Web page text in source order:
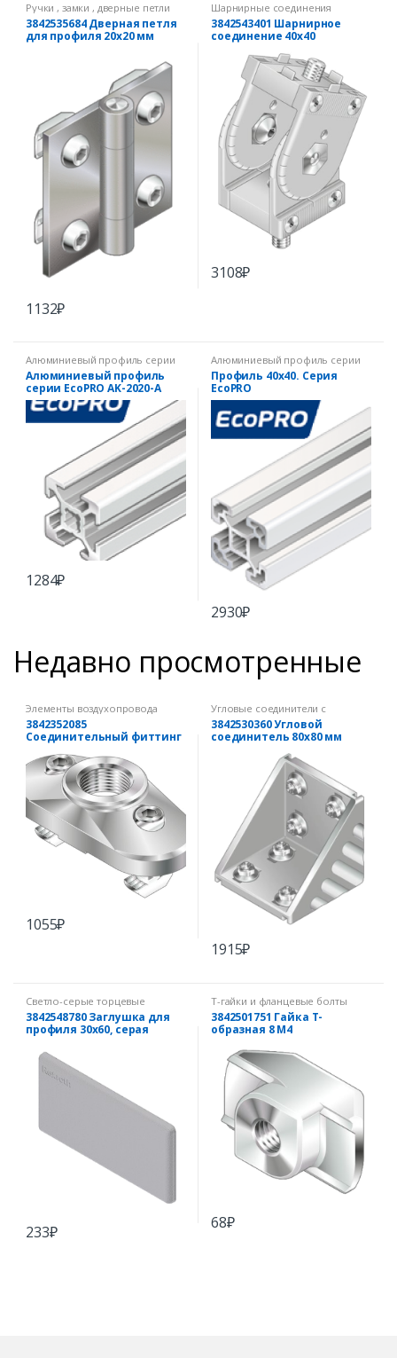
Ручки , замки , дверные петли
3842535684 Дверная петля
для профиля 20х20 мм
1132₽
Шарнирные соединения
3842543401 Шарнирное
соединение 40х40
3108₽
Алюминиевый профиль серии
EcoPRO
Алюминиевый профиль
серии EcoPRO AK-2020-A
1284₽
Алюминиевый профиль серии
EcoPRO
Профиль 40х40. Серия
EcoPRO
2930₽
Недавно просмотренные
Элементы воздухопровода
3842352085
Соединительный фиттинг
1055₽
Угловые соединители с
комплектом крепежа
3842530360 Угловой
соединитель 80х80 мм
1915₽
Светло-серые торцевые
заглушки
3842548780 Заглушка для
профиля 30х60, серая
233₽
Т-гайки и фланцевые болты
3842501751 Гайка Т-
образная 8 М4
68₽